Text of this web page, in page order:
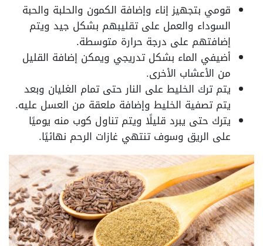
قومي بتجهيز إناء وإضافة الكمون والحلبة والحبة
السوداء والعمل على تقليبهم بشكل جيد ويتم
إضافتهم على درجة حرارة متوسطة.
أضيفي الماء بشكل تدريجي ويمكن إضافة القليل
من الأعشاب الأخرى.
يتم ترك الخليط على النار حتى تمام الغليان وبعد
يتم تصفية الخليط وإضافة ملعقة من العسل عليه.
يترك حتى يبرد قليلًا ويتم تناول كوب منه يوميًا
على الريق وسوف تنتهي غازات الرحم نهائيًا.